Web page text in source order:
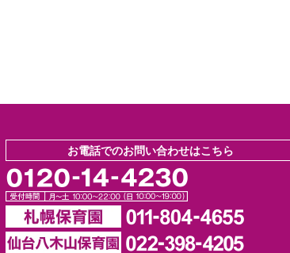
お電話でのお問い合わせはこちら